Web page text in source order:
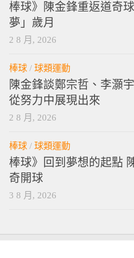
棒球》陳金鋒重返道奇
夢」歲月
2 8 月, 2026
棒球 / 球類運動
陳金鋒談鄭宗哲、李灝
從努力中展現出來
2 8 月, 2026
棒球 / 球類運動
棒球》回到夢想的起點
奇開球
3 8 月, 2026